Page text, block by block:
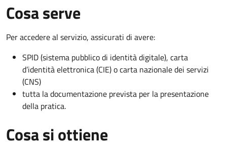
Cosa serve
Per accedere al servizio, assicurati di avere:
SPID (sistema pubblico di identità digitale), carta
d’identità elettronica (CIE) o carta nazionale dei servizi
(CNS)
tutta la documentazione prevista per la presentazione
della pratica.
Cosa si ottiene